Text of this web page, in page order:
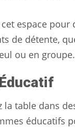
espace pour
de détente,
ou en groupe.
la table dans
éducatifs